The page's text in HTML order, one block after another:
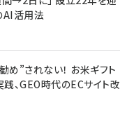
AI活用法
”されない！ お米ギフト
、GEO時代のECサイト改